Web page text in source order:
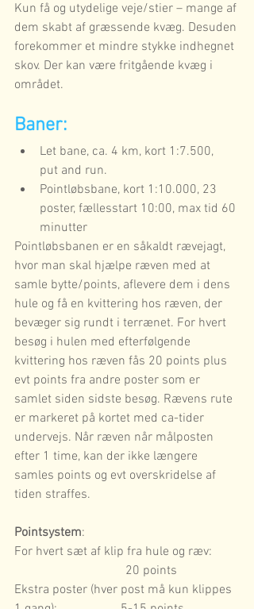
Kun få og utydelige veje/stier – mange af
dem skabt af græssende kvæg. Desuden
forekommer et mindre stykke indhegnet
skov. Der kan være fritgående kvæg i
området.
Baner:
Let bane, ca. 4 km, kort 1:7.500,
put and run.
Pointløbsbane, kort 1:10.000, 23
poster, fællesstart 10:00, max tid 60
minutter
Pointløbsbanen er en såkaldt rævejagt,
hvor man skal hjælpe ræven med at
samle bytte/points, aflevere dem i dens
hule og få en kvittering hos ræven, der
bevæger sig rundt i terrænet. For hvert
besøg i hulen med efterfølgende
kvittering hos ræven fås 20 points plus
evt points fra andre poster som er
samlet siden sidste besøg. Rævens rute
er markeret på kortet med ca-tider
undervejs. Når ræven når målposten
efter 1 time, kan der ikke længere
samles points og evt overskridelse af
tiden straffes.
Pointsystem:
For hvert sæt af klip fra hule og ræv:
                                   20 points
Ekstra poster (hver post må kun klippes